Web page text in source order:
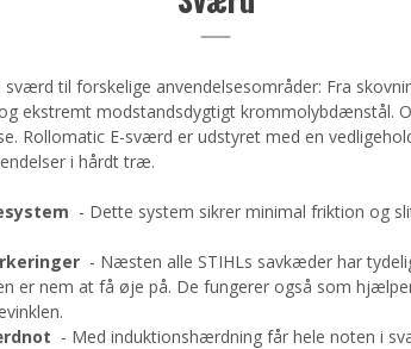
sværd til forskelige anvendelsesområder: Fra
ekstremt modstandsdygtigt krommolybdænstål.
Rollomatic E-sværd er udstyret med en
i hårdt træ.
- Dette system sikrer minimal friktion og
- Næsten alle STIHLs savkæder har
er nem at få øje på. De fungerer også som
- Med induktionshærdning får hele noten i